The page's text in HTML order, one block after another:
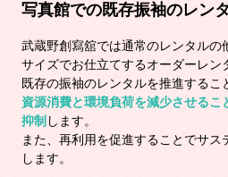
写真館での既存振袖のレン
武蔵野創寫舘では通常のレンタルの
サイズでお仕立てするオーダーレン
既存の振袖のレンタルを推進するこ
資源消費と環境負荷を減少させるこ
抑制 します。
また、再利用を促進することでサ
します。